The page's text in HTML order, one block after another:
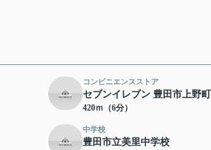
コンビニエンスストア
セブンイレブン 豊田市上野
420ｍ（6分）
中学校
豊田市立美里中学校